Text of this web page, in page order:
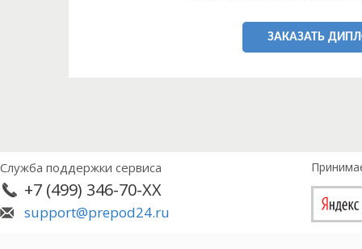
ЗАКАЗАТЬ
Служба поддержки сервиса
+7 (499) 346-70-XX
support@prepod24.ru